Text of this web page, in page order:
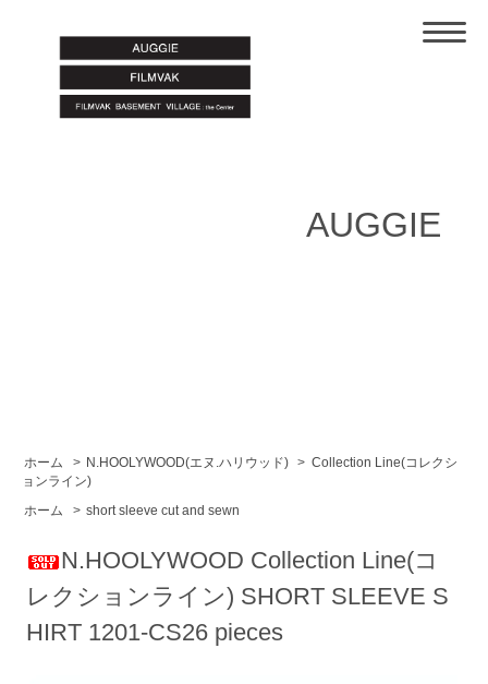
AUGGIE
ホーム > N.HOOLYWOOD(エヌ.ハリウッド) > Collection Line(コレクシ
ョンライン)
ホーム
> short sleeve cut and sewn
N.HOOLYWOOD Collection Line(コ
レクションライン) SHORT SLEEVE S
HIRT 1201-CS26 pieces